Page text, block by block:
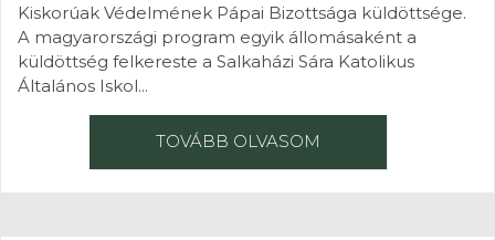
Kiskorúak Védelmének Pápai Bizottsága küldöttsége.
A magyarországi program egyik állomásaként a
küldöttség felkereste a Salkaházi Sára Katolikus
Általános Iskol...
TOVÁBB OLVASOM